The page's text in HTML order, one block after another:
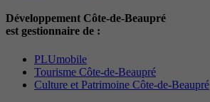
Développement Côte-de-Beaupré
est gestionnaire de :
PLUmobile
Tourisme Côte-de-Beaupré
Culture et Patrimoine Côte-de-Beaupré